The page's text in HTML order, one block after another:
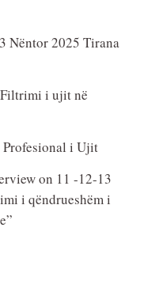
Nëntor 2025 Tirana
Filtrimi i ujit në
i Ujit
on 11 -12-13
i qëndrueshëm i